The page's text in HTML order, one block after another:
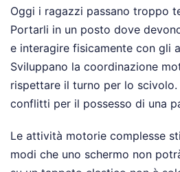
Oggi i ragazzi passano troppo
Portarli in un posto dove
e interagire fisicamente con gli
Sviluppano la coordinazione
rispettare il turno per lo
conflitti per il possesso di una
Le attività motorie complesse
modi che uno schermo non